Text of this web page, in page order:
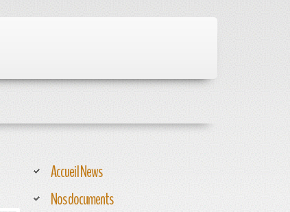
Accueil News
Nos documents